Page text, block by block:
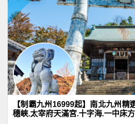
【制霸九州16999起】南北九州精
穗峽.太宰府天滿宮.十字海.一中床